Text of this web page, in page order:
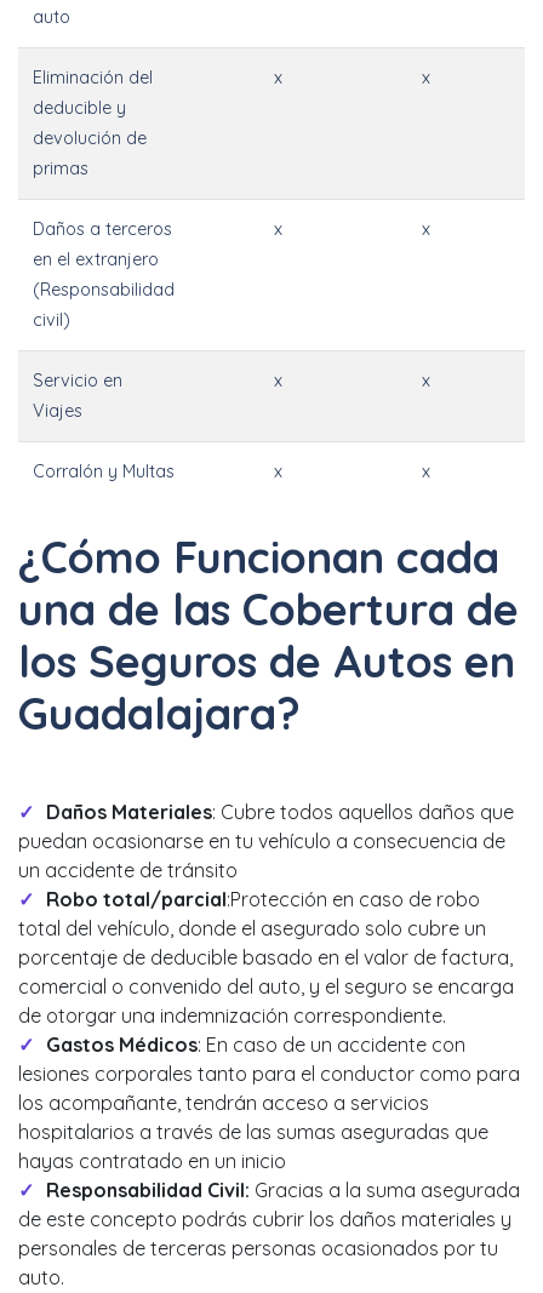
auto
Eliminación del
deducible y
devolución de
primas
x x
Daños a terceros
en el extranjero
(Responsabilidad
civil)
x x
Servicio en
Viajes
x x
Corralón y Multas x x
¿Cómo Funcionan cada
una de las Cobertura de
los Seguros de Autos en
Guadalajara?
Daños Materiales: Cubre todos aquellos daños que
puedan ocasionarse en tu vehículo a consecuencia de
un accidente de tránsito
Robo total/parcial:Protección en caso de robo
total del vehículo, donde el asegurado solo cubre un
porcentaje de deducible basado en el valor de factura,
comercial o convenido del auto, y el seguro se encarga
de otorgar una indemnización correspondiente.
Gastos Médicos: En caso de un accidente con
lesiones corporales tanto para el conductor como para
los acompañante, tendrán acceso a servicios
hospitalarios a través de las sumas aseguradas que
hayas contratado en un inicio
Responsabilidad Civil: Gracias a la suma asegurada
de este concepto podrás cubrir los daños materiales y
personales de terceras personas ocasionados por tu
auto.